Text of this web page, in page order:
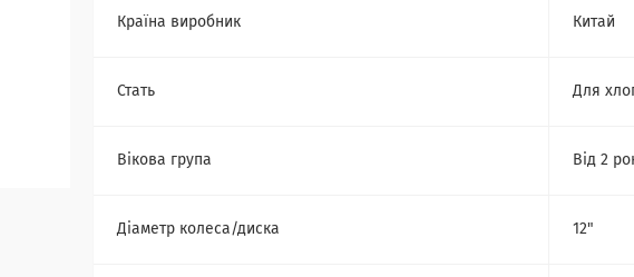
Країна виробник Китай
Стать Для
Вікова група Від 2
Діаметр колеса/диска 12"